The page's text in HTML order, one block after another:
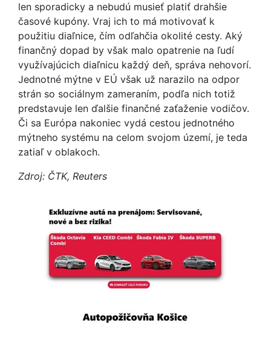
len sporadicky a nebudú musieť platiť drahšie
časové kupóny. Vraj ich to má motivovať k
použitiu diaľnice, čím odľahčia okolité cesty. Aký
finančný dopad by však malo opatrenie na ľudí
využívajúcich diaľnicu každý deň, správa nehovorí.
Jednotné mýtne v EÚ však už narazilo na odpor
strán so sociálnym zameraním, podľa nich totiž
predstavuje len ďalšie finančné zaťaženie vodičov.
Či sa Európa nakoniec vydá cestou jednotného
mýtneho systému na celom svojom území, je teda
zatiaľ v oblakoch.
Zdroj: ČTK, Reuters